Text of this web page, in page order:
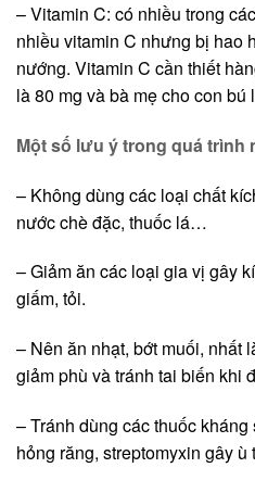
– Vitamin C: có nhiều trong
nhiều vitamin C nhưng bị hao
nướng. Vitamin C cần thiết
là 80 mg và bà mẹ cho con bú
Một số lưu ý trong quá trình
– Không dùng các loại chất
nước chè đặc, thuốc lá…
– Giảm ăn các loại gia vị gây
giấm, tỏi.
– Nên ăn nhạt, bớt muối, nhất
giảm phù và tránh tai biến khi
– Tránh dùng các thuốc
hỏng răng, streptomyxin gây